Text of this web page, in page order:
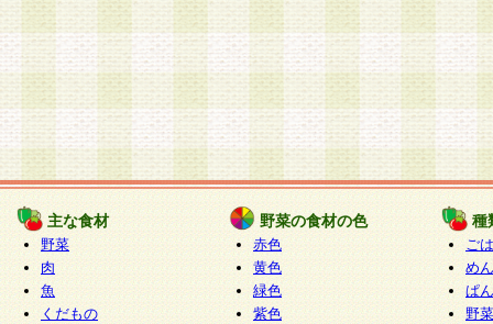
主な食材
野菜
肉
魚
くだもの
野菜の食材の色
赤色
黄色
緑色
紫色
種
ご
めん
ぱん
野